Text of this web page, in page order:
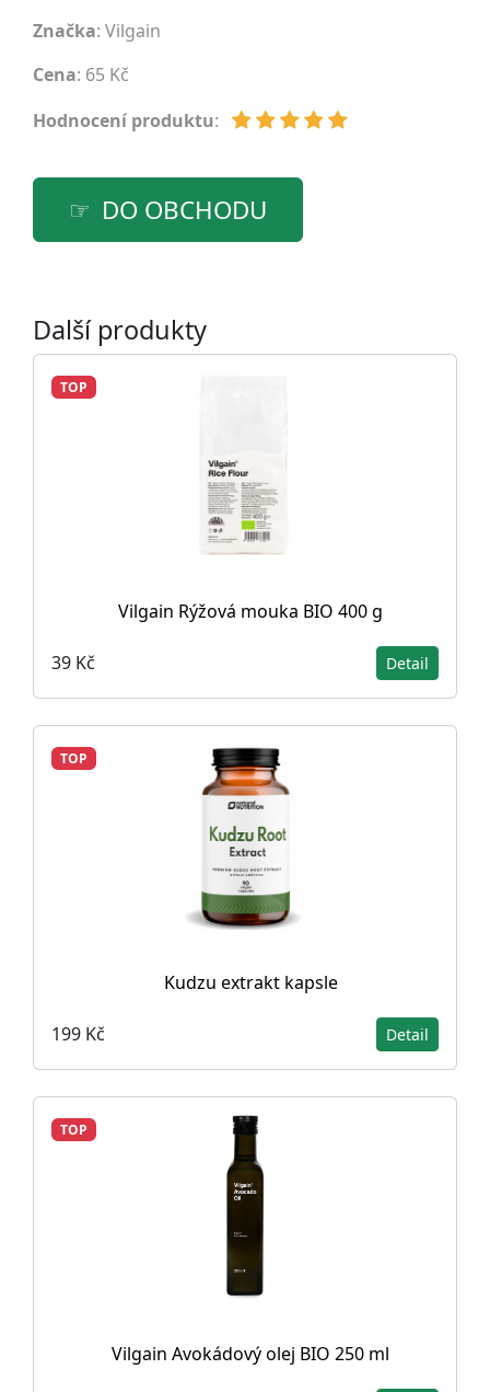
Značka: Vilgain
Cena: 65 Kč
Hodnocení produktu:
DO OBCHODU
Další produkty
TOP
Vilgain Rýžová mouka BIO 400 g
39 Kč Detail
TOP
Kudzu extrakt kapsle
199 Kč Detail
TOP
Vilgain Avokádový olej BIO 250 ml